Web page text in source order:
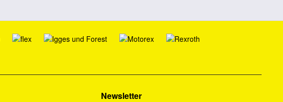
Newsletter